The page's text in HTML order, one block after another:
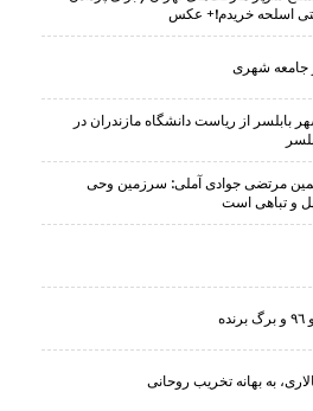
اسلحه خریدم!+ عکس
جامعه شهری
از ریاست دانشگاه مازندران در
مرتضی جوادی آملی: سرزمین وحى
و تباهى است
به بهانه تخریب روحانی